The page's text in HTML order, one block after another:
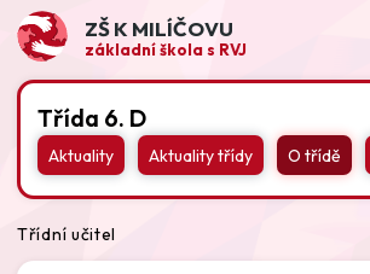
ZŠ K MILÍČOVU
základní škola s RVJ
Třída 6. D
Aktuality Aktuality třídy O třídě
Třídní učitel